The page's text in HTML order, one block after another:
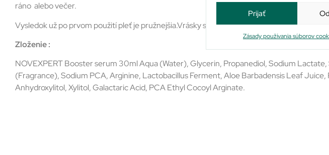
Prijať
Zásady používania súborov
ráno alebo večer.
Vysledok už po prvom použití pleť je pružnejšia.Vrásky sú vyplnené už za 28 dní.
Zloženie :
NOVEXPERT Booster serum 30ml Aqua (Water), Glycerin, Propanediol, Sodium
(Fragrance), Sodium PCA, Arginine, Lactobacillus Ferment, Aloe Barbadensis Leaf Juice,
Anhydroxylitol, Xylitol, Galactaric Acid, PCA Ethyl Cocoyl Arginate.